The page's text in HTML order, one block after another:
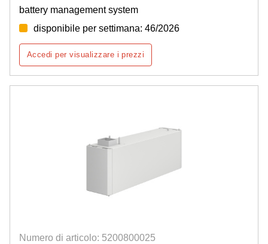
battery management system
disponibile per settimana: 46/2026
Accedi per visualizzare i prezzi
Numero di articolo: 5200800025